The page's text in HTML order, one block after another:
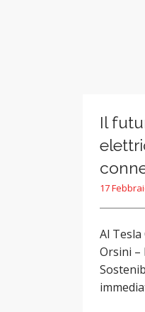
Il
17
Al
Orsini –